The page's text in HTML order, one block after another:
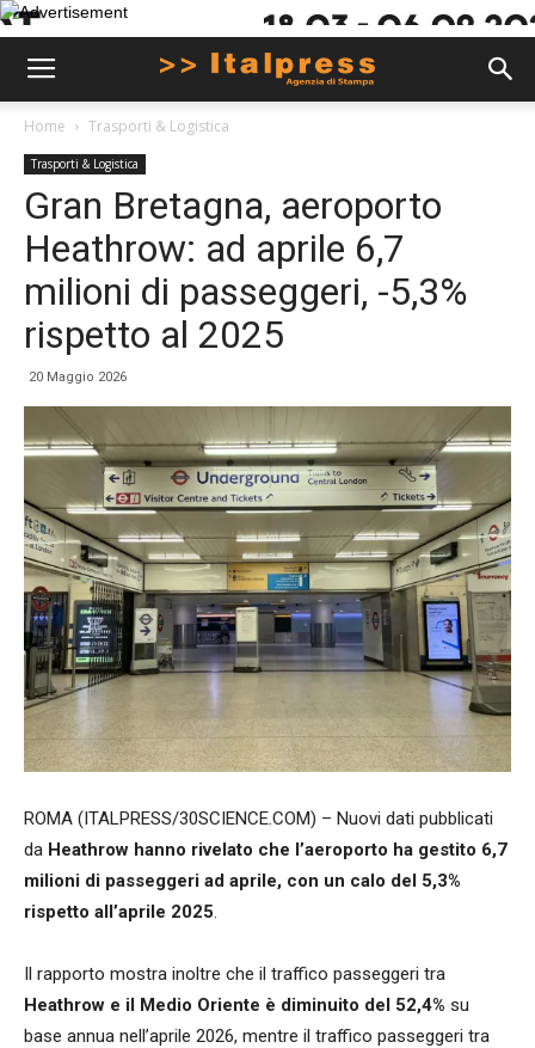
Home Trasporti & Logistica
Trasporti & Logistica
Gran Bretagna, aeroporto
Heathrow: ad aprile 6,7
milioni di passeggeri, -5,3%
rispetto al 2025
20 Maggio 2026
ROMA (ITALPRESS/30SCIENCE.COM) – Nuovi dati pubblicati
da Heathrow hanno rivelato che l’aeroporto ha gestito 6,7
milioni di passeggeri ad aprile, con un calo del 5,3%
rispetto all’aprile 2025.
Il rapporto mostra inoltre che il traffico passeggeri tra
Heathrow e il Medio Oriente è diminuito del 52,4% su
base annua nell’aprile 2026, mentre il traffico passeggeri tra